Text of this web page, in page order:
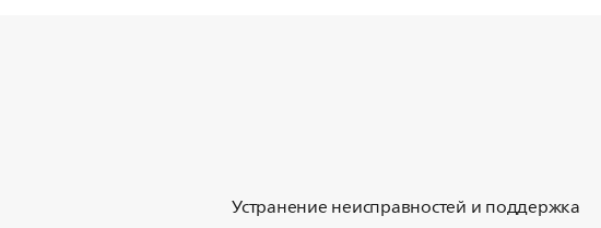
Устранение неисправностей и поддержка